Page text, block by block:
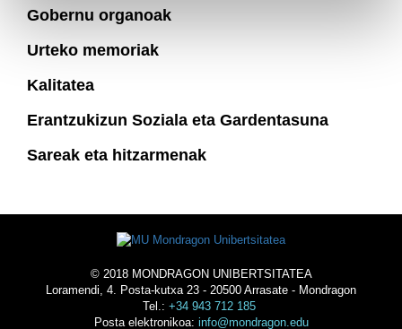
Gobernu organoak
Urteko memoriak
Kalitatea
Erantzukizun Soziala eta Gardentasuna
Sareak eta hitzarmenak
© 2018 MONDRAGON UNIBERTSITATEA
Loramendi, 4. Posta-kutxa 23 - 20500 Arrasate - Mondragon
Tel.: +34 943 712 185
Posta elektronikoa: info@mondragon.edu